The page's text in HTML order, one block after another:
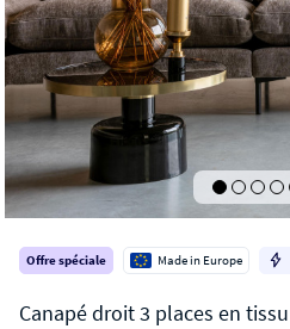
Offre spéciale Made in Europe